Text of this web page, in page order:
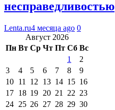
несправедливостью
Lenta.ru4 месяца ago 0
Август 2026
Пн Вт Ср Чт Пт Сб Вс
1
2
3
4 5 6 7 8
9
10 11 12 13 14 15 16
17 18 19 20 21 22 23
24 25 26 27 28 29 30